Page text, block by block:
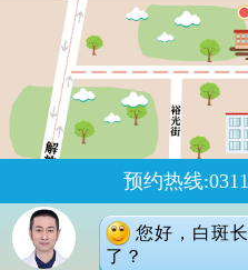
预约热线
您好，白斑
了？